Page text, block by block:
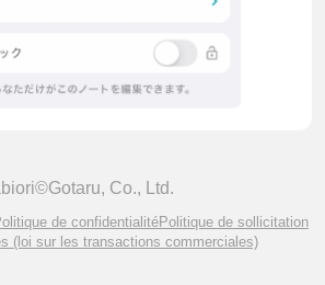
Co., Ltd.
de confidentialitéPolitique de sollicitation
(loi sur les transactions commerciales)